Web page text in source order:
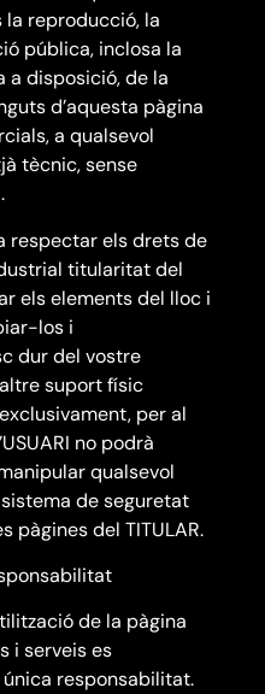
reproducció, la
pública, inclosa la
a disposició, de la
d’aquesta pàgina
a qualsevol
tècnic, sense
respectar els drets de
titularitat del
els elements del lloc i
los i
dur del vostre
suport físic
per al
no podrà
qualsevol
de seguretat
pàgines del TITULAR.
de la pàgina
i serveis es
responsabilitat.